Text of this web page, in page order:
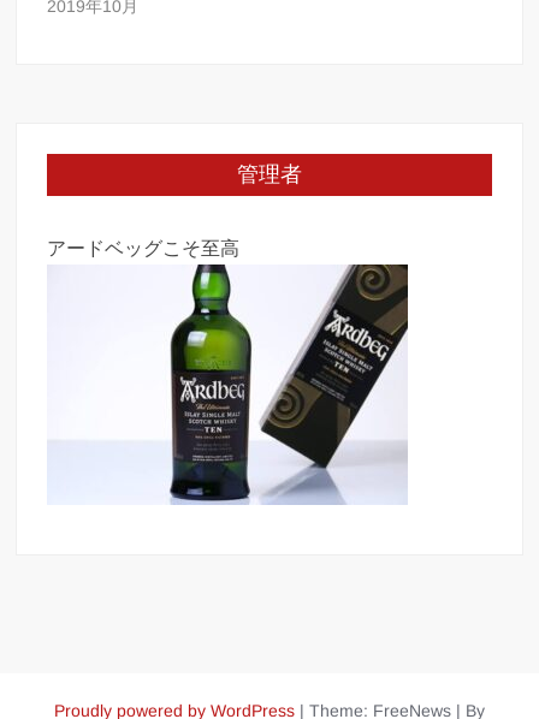
2019年10月
管理者
アードベッグこそ至高
Proudly powered by WordPress | Theme: FreeNews | By